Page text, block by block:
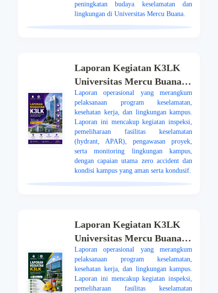
peningkatan budaya keselamatan dan
lingkungan di Universitas Mercu Buana.
Laporan Kegiatan K3LK
Universitas Mercu Buana
Periode Februari 2026
Laporan operasional yang merangkum
pelaksanaan program keselamatan,
kesehatan kerja, dan lingkungan kampus.
Laporan ini mencakup kegiatan inspeksi,
pemeliharaan fasilitas keselamatan
(hydrant, APAR), pengawasan proyek,
serta monitoring lingkungan kampus,
dengan capaian utama zero accident dan
kondisi kampus yang aman serta kondusif.
Laporan Kegiatan K3LK
Universitas Mercu Buana
Periode Desember 2025
Laporan operasional yang merangkum
pelaksanaan program keselamatan,
kesehatan kerja, dan lingkungan kampus.
Laporan ini mencakup kegiatan inspeksi,
pemeliharaan fasilitas keselamatan